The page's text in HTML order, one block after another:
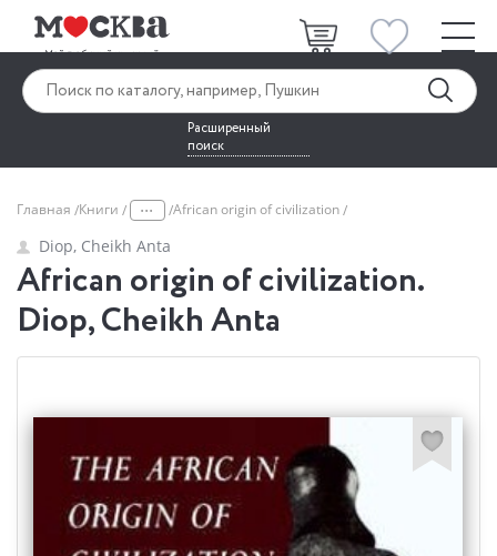
Расширенный
поиск
Главная Книги ... African origin of civilization
Diop, Cheikh Anta
African origin of civilization.
Diop, Cheikh Anta